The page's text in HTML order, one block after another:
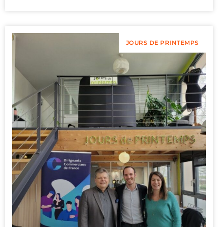
JOURS DE PRINTEMPS